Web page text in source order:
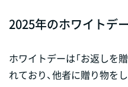
2025年のホワイトデ
ホワイトデーは「お返しを
れており、他者に贈り物を